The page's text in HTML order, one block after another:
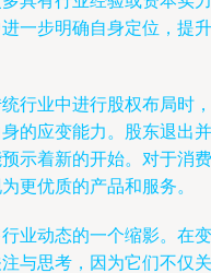
一步明确自身定位，提升
行业中进行股权布局时，
的应变能力。股东退出并
示着新的开始。对于消费
更优质的产品和服务。
业动态的一个缩影。在变
与思考，因为它们不仅关